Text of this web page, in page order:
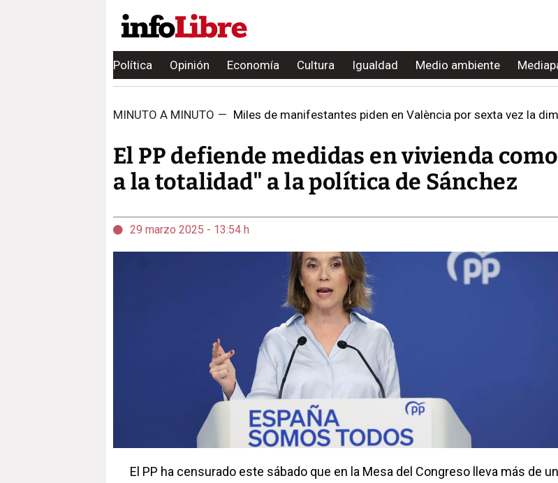
Política Opinión Economía Cultura Igualdad Medio ambiente
MINUTO A MINUTO — Miles de manifestantes piden en València por sexta vez la
El PP defiende medidas en vivienda
a la totalidad" a la política de Sánchez
29 marzo 2025 - 13:54 h
El PP ha censurado este sábado que en la Mesa del Congreso lleva más de un